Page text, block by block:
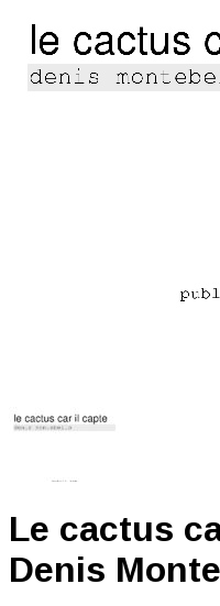
Le cactus
Denis